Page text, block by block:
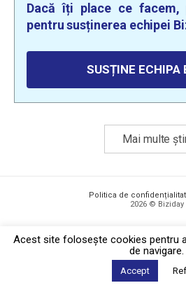
Dacă îți place ce
pentru susținerea echipei
SUSȚINE ECHIPA
Mai multe
Politica de
2026 © Biziday
Acest site foloseşte cookies pentru
de navigare.
Accept